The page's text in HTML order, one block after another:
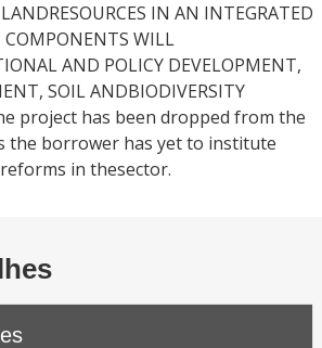
IN AN INTEGRATED
COMPONENTS WILL
AND POLICY DEVELOPMENT,
SOIL ANDBIODIVERSITY
project has been dropped from the
the borrower has yet to institute
in thesector.